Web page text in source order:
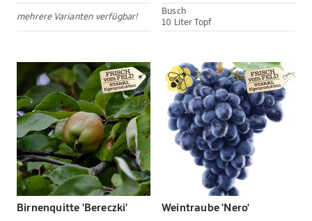
mehrere Varianten verfügbar!
Busch
10 Liter Topf
Birnenquitte 'Bereczki' Weintraube 'Nero'